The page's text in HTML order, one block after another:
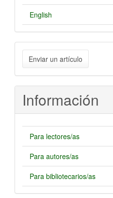
English
Enviar
un
artículo
Enviar un artículo
Información
Para lectores/as
Para autores/as
Para bibliotecarios/as